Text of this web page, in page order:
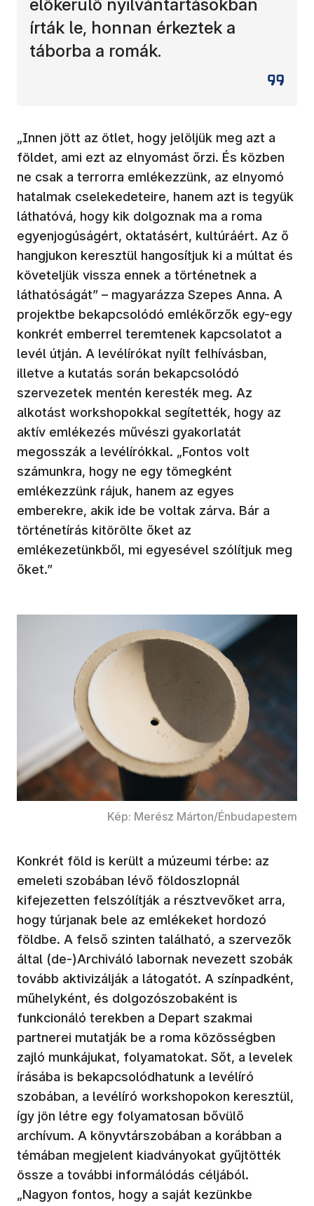
előkerülő nyilvántartásokban
írták le, honnan érkeztek a
táborba a romák.
„Innen jött az ötlet, hogy jelöljük meg azt a
földet, ami ezt az elnyomást őrzi. És közben
ne csak a terrorra emlékezzünk, az elnyomó
hatalmak cselekedeteire, hanem azt is tegyük
láthatóvá, hogy kik dolgoznak ma a roma
egyenjogúságért, oktatásért, kultúráért. Az ő
hangjukon keresztül hangosítjuk ki a múltat és
követeljük vissza ennek a történetnek a
láthatóságát” – magyarázza Szepes Anna. A
projektbe bekapcsolódó emlékőrzők egy-egy
konkrét emberrel teremtenek kapcsolatot a
levél útján. A levélírókat nyílt felhívásban,
illetve a kutatás során bekapcsolódó
szervezetek mentén keresték meg. Az
alkotást workshopokkal segítették, hogy az
aktív emlékezés művészi gyakorlatát
megosszák a levélírókkal. „Fontos volt
számunkra, hogy ne egy tömegként
emlékezzünk rájuk, hanem az egyes
emberekre, akik ide be voltak zárva. Bár a
történetírás kitörölte őket az
emlékezetünkből, mi egyesével szólítjuk meg
őket.”
Kép: Merész Márton/Énbudapestem
Konkrét föld is került a múzeumi térbe: az
emeleti szobában lévő földoszlopnál
kifejezetten felszólítják a résztvevőket arra,
hogy túrjanak bele az emlékeket hordozó
földbe. A felső szinten található, a szervezők
által (de-)Archiváló labornak nevezett szobák
tovább aktivizálják a látogatót. A színpadként,
műhelyként, és dolgozószobaként is
funkcionáló terekben a Depart szakmai
partnerei mutatják be a roma közösségben
zajló munkájukat, folyamatokat. Sőt, a levelek
írásába is bekapcsolódhatunk a levélíró
szobában, a levélíró workshopokon keresztül,
így jön létre egy folyamatosan bővülő
archívum. A könyvtárszobában a korábban a
témában megjelent kiadványokat gyűjtötték
össze a további informálódás céljából.
„Nagyon fontos, hogy a saját kezünkbe